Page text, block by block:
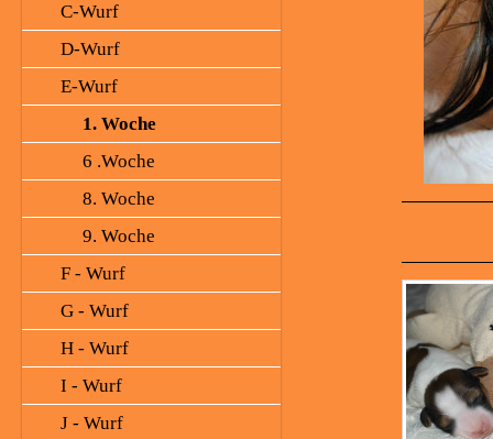
C-Wurf
D-Wurf
E-Wurf
1. Woche
6 .Woche
8. Woche
9. Woche
F - Wurf
G - Wurf
H - Wurf
I - Wurf
J - Wurf